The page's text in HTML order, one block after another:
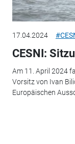
17.04.2024
CESNI:
Am 11. April 2024
Vorsitz von Ivan
Europäischen